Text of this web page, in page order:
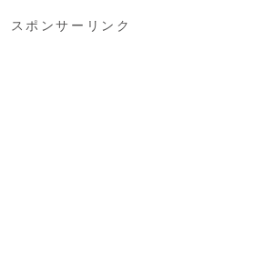
スポンサーリンク